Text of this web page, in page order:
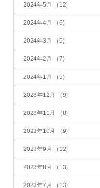
2024年5月 （12)
2024年4月 （6)
2024年3月 （5)
2024年2月 （7)
2024年1月 （5)
2023年12月 （9)
2023年11月 （8)
2023年10月 （9)
2023年9月 （12)
2023年8月 （13)
2023年7月 （13)